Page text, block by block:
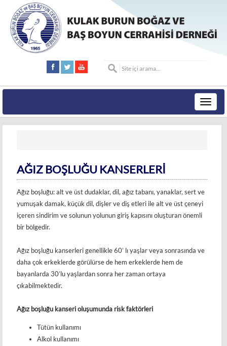
Toggle
AĞIZ BOŞLUĞU KANSERLERİ
Ağız boşluğu: alt ve üst dudaklar, dil, ağız tabanı, yanaklar, sert ve
yumuşak damak, küçük dil, dişler ve diş etleri ile alt ve üst çeneyi
içeren sindirim ve solunun yolunun giriş kapısını oluşturan önemli
bir bölgedir.
Ağız boşluğu kanserleri genellikle 60’ lı yaşlar veya sonrasında ve
daha çok erkeklerde görülürse de hem erkeklerde hem de
bayanlarda 30’lu yaşlardan sonra her zaman ortaya
çıkabilmektedir.
Ağız boşluğu kanseri oluşumunda risk faktörleri
Tütün kullanımı
Alkol kullanımı